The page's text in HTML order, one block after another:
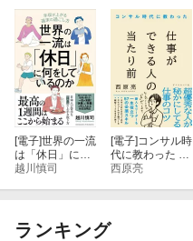
[電子]世界の一流
は「休日」に何
をしているのか
越川慎司
[電子]コンサル時
代に教わった 仕
事ができる人の
西原亮
ランキング